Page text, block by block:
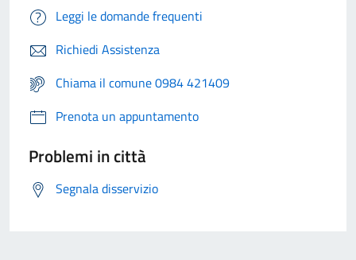
Leggi le domande frequenti
Richiedi Assistenza
Chiama il comune 0984 421409
Prenota un appuntamento
Problemi in città
Segnala disservizio